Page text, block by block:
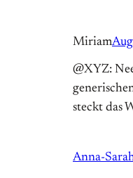
Miriam
@XYZ:
steckt das
Anna-